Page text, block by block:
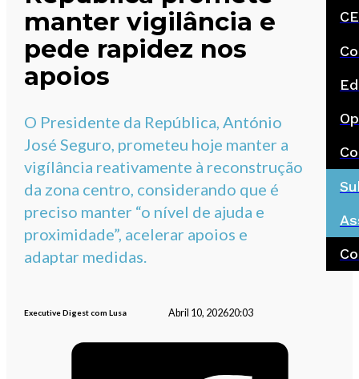
manter vigilância e
pede rapidez nos
apoios
O Presidente da República, António
José Seguro, prometeu hoje manter a
vigílância reativamente à reconstrução
da zona centro, considerando que é
preciso manter “o nível de ajuda e
proximidade”, acelerar apoios e
adaptar medidas.
Executive Digest com Lusa Abril 10, 202620:03